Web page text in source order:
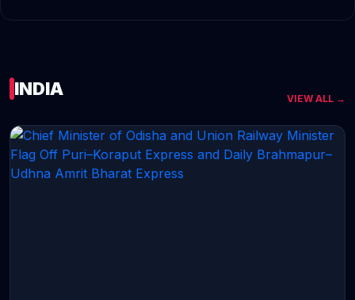
INDIA VIEW ALL →